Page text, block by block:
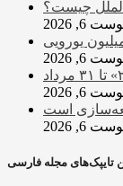
6, 2026
تجاوز به ایران؛ زیان حدود ۲۰۰ میلیون یورویی
6, 2026
6, 2026
است
6, 2026
تایپک‌های مجله فارسی